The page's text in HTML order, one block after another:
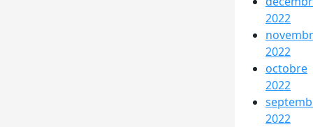
2022
2022
octobre
2022
2022